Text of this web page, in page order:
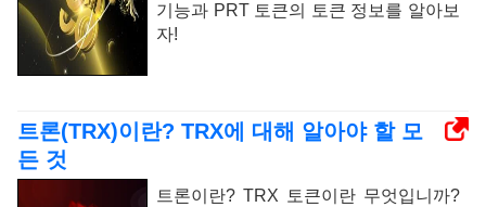
기능과 ​​PRT 토큰의 토큰 정보를 알아보
자!
트론(TRX)이란? TRX에 대해 알아야 할 모
든 것
트론이란? TRX 토큰이란 무엇입니까?